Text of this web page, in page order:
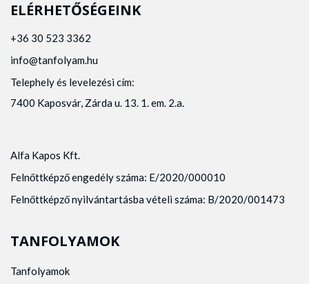
ELÉRHETŐSÉGEINK
+36 30 523 3362
info@tanfolyam.hu
Telephely és levelezési cím:
7400 Kaposvár, Zárda u. 13. 1. em. 2.a.
Alfa Kapos Kft.
Felnőttképző engedély száma: E/2020/000010
Felnőttképző nyilvántartásba vételi száma: B/2020/001473
TANFOLYAMOK
Tanfolyamok